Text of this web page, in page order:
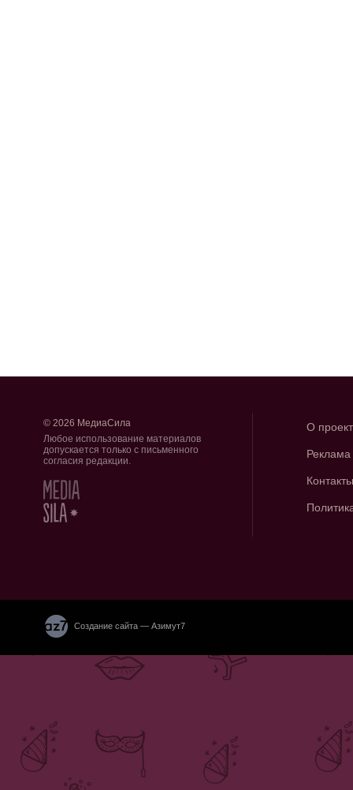
© 2026 МедиаСила
Любое использование материалов
допускается только с письменного
согласия редакции.
О
Реклама
Контакты
Создание сайта — Азимут7